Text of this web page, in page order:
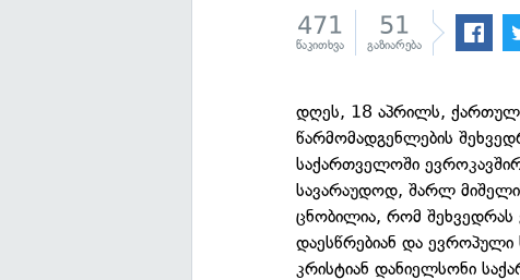
471
წაკითხვა
51
გაზიარება
დღეს, 18 აპრილს, ქართული
წარმომადგენლების
საქართველოში
სავარაუდოდ, შარლ
ცნობილია, რომ შეხვედრას
დაესწრებიან და ევროპული
კრისტიან დანიელსონი